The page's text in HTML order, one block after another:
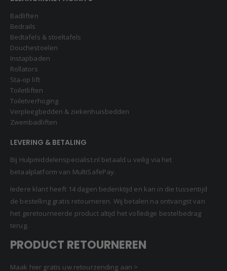
Badliften
Bedrails
Bedtafels & stoeltafels
Douchestoelen
Instapbaden
Rollators
Sta-op lift
Toiletliften
Toiletverhoging
Verpleegbedden & ziekenhuisbedden
Zwembadliften
LEVERING & BETALING
Bij Hulpmiddelenspecialist.nl betaald u veilig via het
betaalplatform van MultiSafePay.
Iedere klant heeft 14 dagen bedenktijd en kan in die tussentijd
de bestelling gratis retourneren. Wij betalen na ontvangst van
het geretourneerde product altijd het volledige bestelbedrag
terug.
PRODUCT RETOURNEREN
Maak hier gratis uw retourzending aan >